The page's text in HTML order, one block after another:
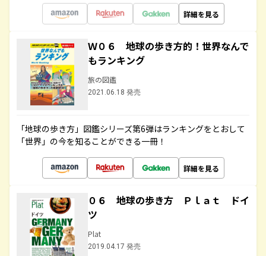
詳細を見る
Ｗ０６ 地球の歩き方的！世界なんで
もランキング
旅の図鑑
2021.06.18 発売
「地球の歩き方」図鑑シリーズ第6弾はランキングをとおして
「世界」の今を知ることができる一冊！
詳細を見る
０６ 地球の歩き方 Ｐｌａｔ ドイ
ツ
Plat
2019.04.17 発売